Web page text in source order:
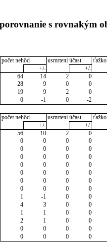
s
počet nehôd usmrtení účast. ťažko
+/-
+/-
64 14 2 0
28 9 0 0
19 9 2 0
0 -1 0 -2
počet nehôd usmrtení účast. ťažko
+/-
+/-
56 10 2 0
0 0 0 0
0 0 0 0
0 0 0 0
0 0 0 0
0 0 0 0
0 0 0 0
0 0 0 0
1 -1 0 0
4 3 0 0
1 1 0 0
2 1 0 0
0 0 0 0
0 0 0 0